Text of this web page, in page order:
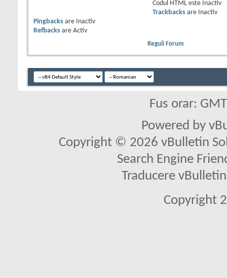
Codul HTML este
Inactiv
Trackbacksare
Inactiv
Pingbacks are
Inactiv
Refbacks are Activ
Reguli Forum
Fus orar:
Powered by
Copyright © 2026 vBulletin
Search Engine
Traducere
Copyright